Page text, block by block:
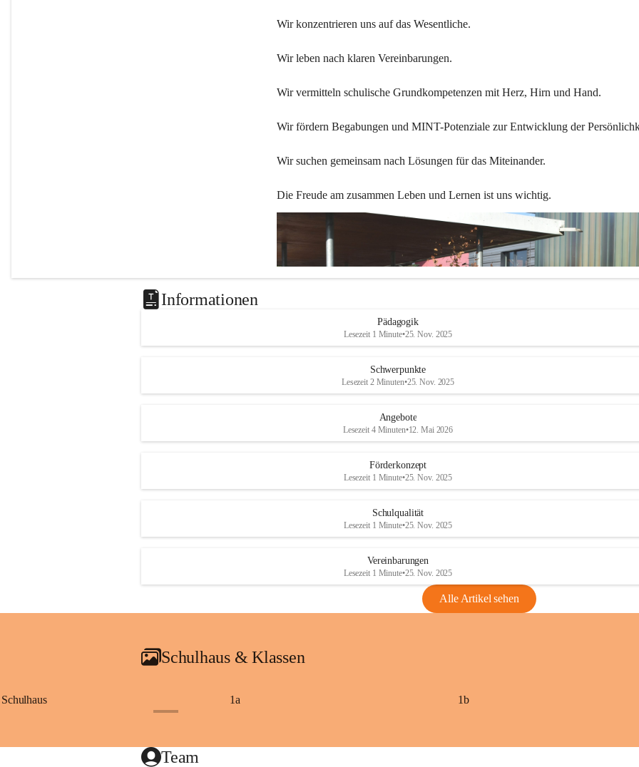
Wir konzentrieren uns auf das Wesentliche.
Wir leben nach klaren Vereinbarungen.
Wir vermitteln schulische Grundkompetenzen mit Herz, Hirn und Hand.
Wir fördern Begabungen und MINT-Potenziale zur Entwicklung der
Wir suchen gemeinsam nach Lösungen für das Miteinander.
Die Freude am zusammen Leben und Lernen ist uns wichtig.
Informationen
Pädagogik
Lesezeit 1 Minute•25. Nov. 2025
Schwerpunkte
Lesezeit 2 Minuten•25. Nov. 2025
Angebote
Lesezeit 4 Minuten•12. Mai 2026
Förderkonzept
Lesezeit 1 Minute•25. Nov. 2025
Schulqualität
Lesezeit 1 Minute•25. Nov. 2025
Vereinbarungen
Lesezeit 1 Minute•25. Nov. 2025
Alle Artikel sehen
Schulhaus & Klassen
Schulhaus 1a 1b
Team